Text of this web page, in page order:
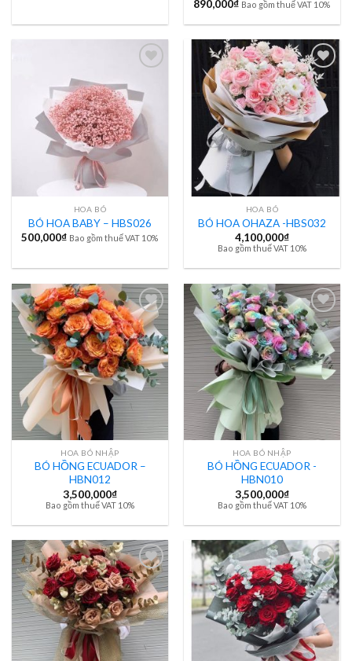
890,000₫ Bao gồm thuế VAT 10%
HOA BÓ
BÓ HOA BABY – HBS026
500,000₫ Bao gồm thuế VAT 10%
HOA BÓ
BÓ HOA OHAZA -HBS032
4,100,000₫
Bao gồm thuế VAT 10%
HOA BÓ NHẬP
BÓ HỒNG ECUADOR –
HBN012
3,500,000₫
Bao gồm thuế VAT 10%
HOA BÓ NHẬP
BÓ HỒNG ECUADOR -
HBN010
3,500,000₫
Bao gồm thuế VAT 10%